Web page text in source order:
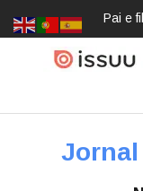
Pai e
Jornal